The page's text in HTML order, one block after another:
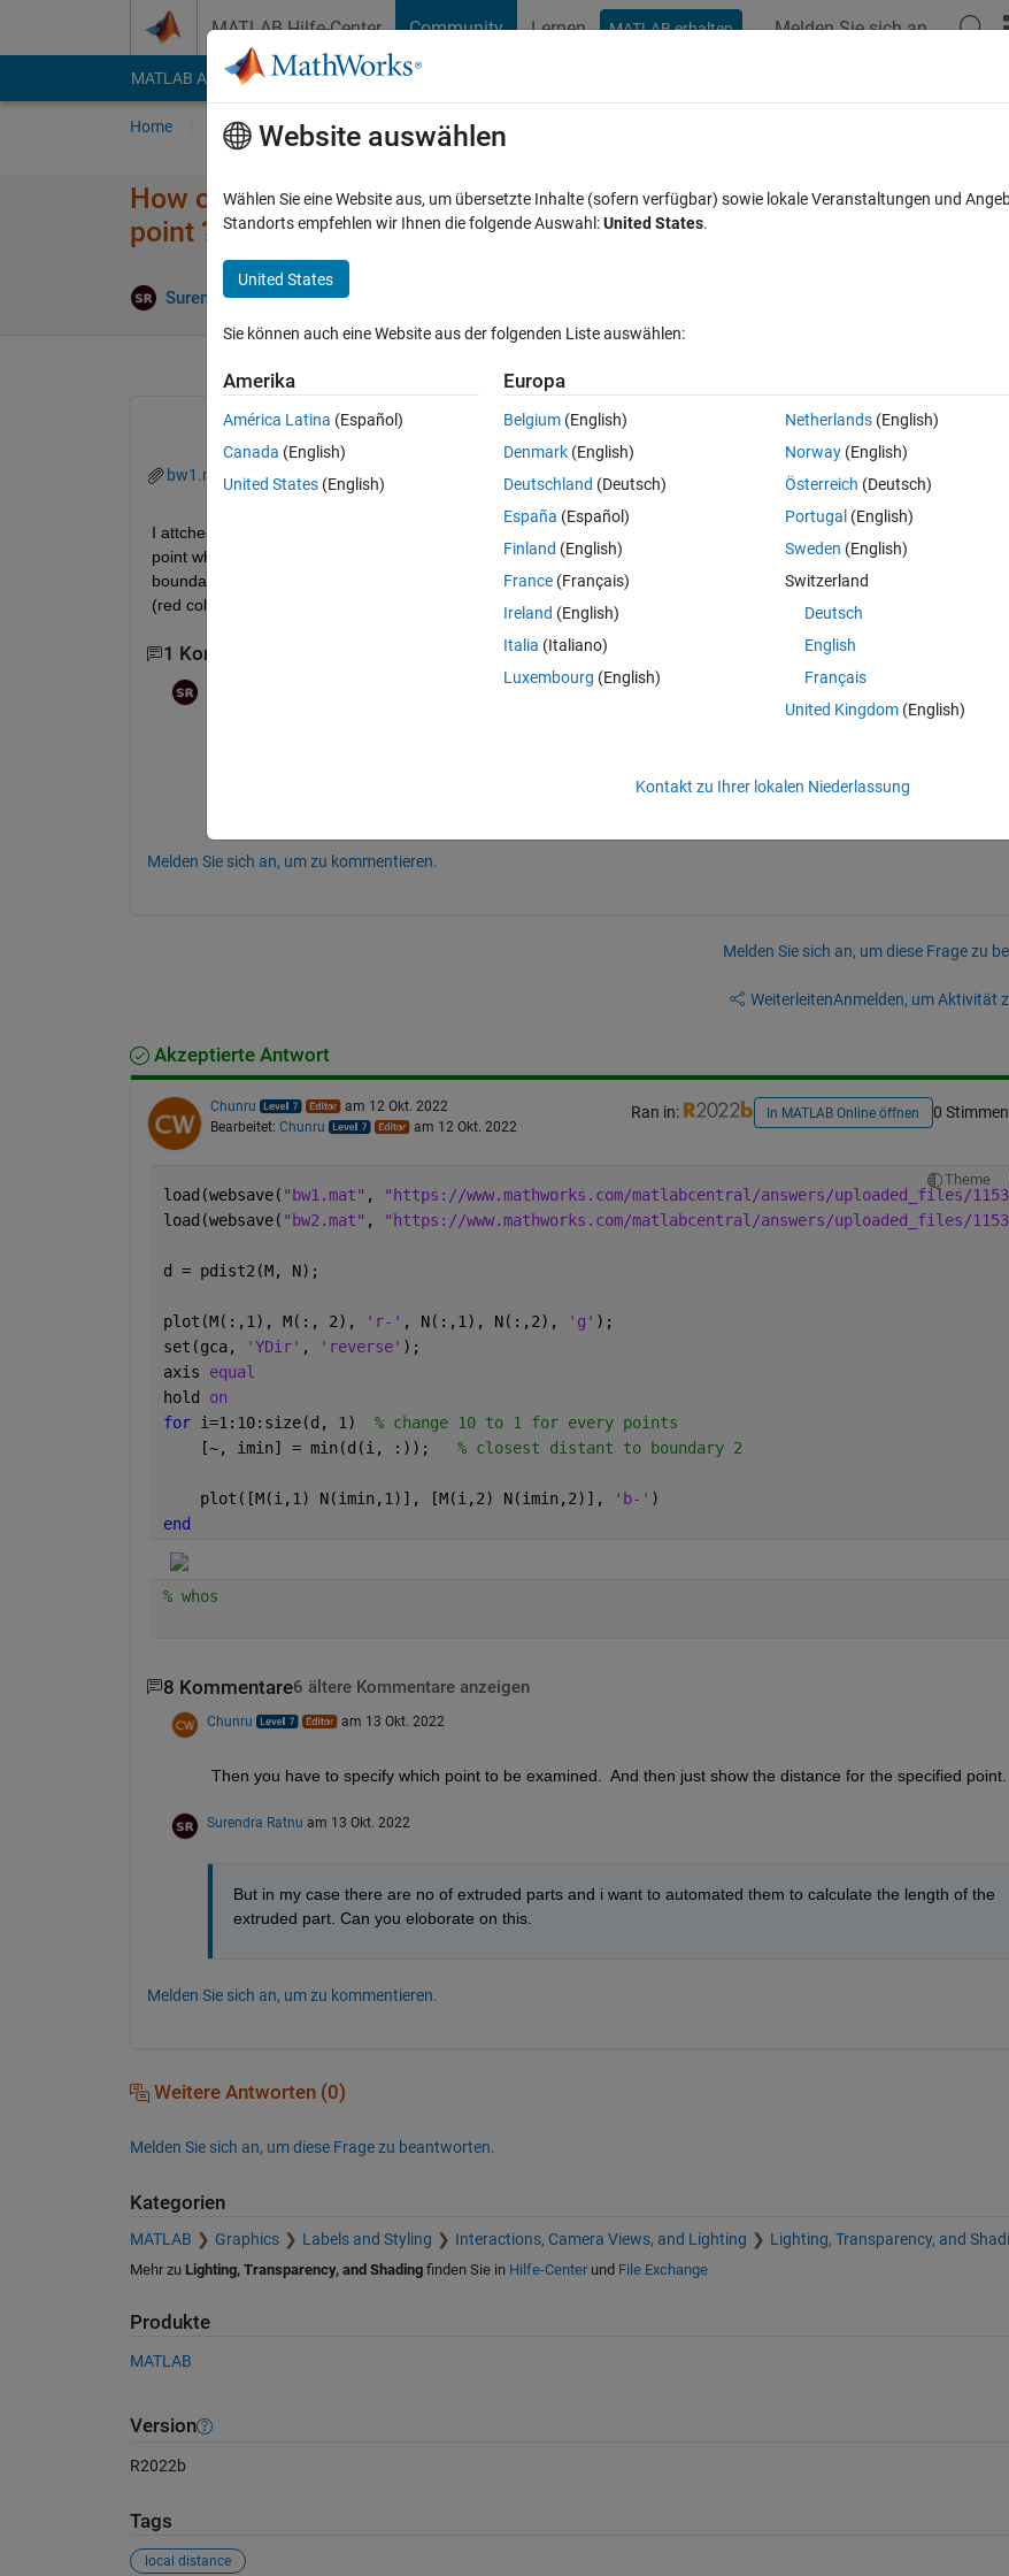
MATLAB Hilfe-Center Community Lernen MATLAB erhalten Melden Sie sich an
MATLAB Answers File Exchange Cody
Home Fragen Antworten Durchsuchen
How can i estiamte the local distance between two boundaries at
point ??
Surendra Ratnu 12 Okt. 2022
Ältere
0 Stimmen
bw1.mat bw2.mat dist.m image_1.jpg
I attched image and .mat file of boundaries. We want to measure the distnace between red and green boundary at
point which is shown in image_1. We are calulated distrance using pdist2() function, but it gives distance from first
boundary_1 to all points of boundary_2 and so on. But It should calculate the distance between one points on
(red colour boundary in image_1) and nearest point on another boundary(green colour boundary in image_1).
1 Kommentar
Melden Sie sich an, um zu kommentieren.
Melden Sie sich an, um diese Frage zu
WeiterleitenAnmelden, um Aktivität
Akzeptierte Antwort
Chunru
am 12 Okt. 2022
Bearbeitet: Chunru am 12 Okt. 2022
Ran in: In MATLAB Online öffnen 0 Stimmen
Theme
load(websave( "bw1.mat" , "https://www.mathworks.com/matlabcentral/answers/uploaded_files/
load(websave( "bw2.mat" , "https://www.mathworks.com/matlabcentral/answers/uploaded_files/
d = pdist2(M, N);
plot(M(:,1), M(:, 2), 'r-' , N(:,1), N(:,2), 'g' );
set(gca,
'YDir' , 'reverse' );
axis equal
hold on
for i=1:10:size(d, 1) % change 10 to 1 for every points
    [~, imin] = min(d(i, :));
% closest distant to boundary 2
    plot([M(i,1) N(imin,1)], [M(i,2) N(imin,2)],
'b-' )
end
% whos
8 Kommentare6 ältere Kommentare anzeigen
Chunru am 13 Okt. 2022
Then you have to specify which point to be examined.  And then just show the distance for the specified point.
Surendra Ratnu am 13 Okt. 2022
But in my case there are no of extruded parts and i want to automated them to calculate the length of the
extruded part. Can you eloborate on this.
Melden Sie sich an, um zu kommentieren.
Weitere Antworten (0)
Melden Sie sich an, um diese Frage zu beantworten.
Kategorien
MATLAB Graphics Labels and Styling Interactions, Camera Views, and Lighting Lighting, Transparency, and
Mehr zu Lighting, Transparency, and Shadingfinden Sie in Hilfe-Centerund File Exchange
Produkte
MATLAB
Version
R2022b
Tags
local distance
Website auswählen
Wählen Sie eine Website aus, um übersetzte Inhalte (sofern verfügbar) sowie lokale Veranstaltungen und
Standorts empfehlen wir Ihnen die folgende Auswahl:United States.
United States
Sie können auch eine Website aus der folgenden Liste auswählen:
Amerika
América Latina (Español)
Canada (English)
United States (English)
Europa
Belgium (English)
Denmark (English)
Deutschland (Deutsch)
España (Español)
Finland (English)
France (Français)
Ireland (English)
Italia (Italiano)
Luxembourg (English)
Netherlands(English)
Norway(English)
Österreich (Deutsch)
Portugal (English)
Sweden (English)
Switzerland
Deutsch
English
Français
United Kingdom(English)
Kontakt zu Ihrer lokalen Niederlassung